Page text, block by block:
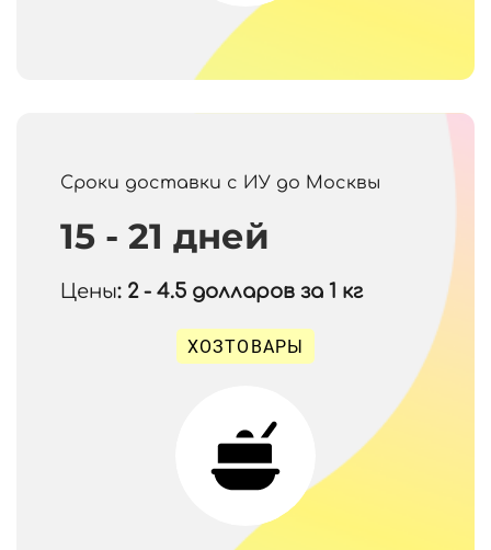
Сроки доставки с ИУ до Москвы
15 - 21 дней
Цены: 2 - 4.5 долларов за 1 кг
ХОЗТОВАРЫ